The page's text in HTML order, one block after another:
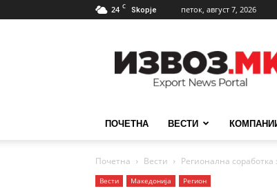
24 C Skopje петок, август 7, 2026
ПОЧЕТНА ВЕСТИ
Почетна Вести Регионална соработка
Вести Македонија Регион